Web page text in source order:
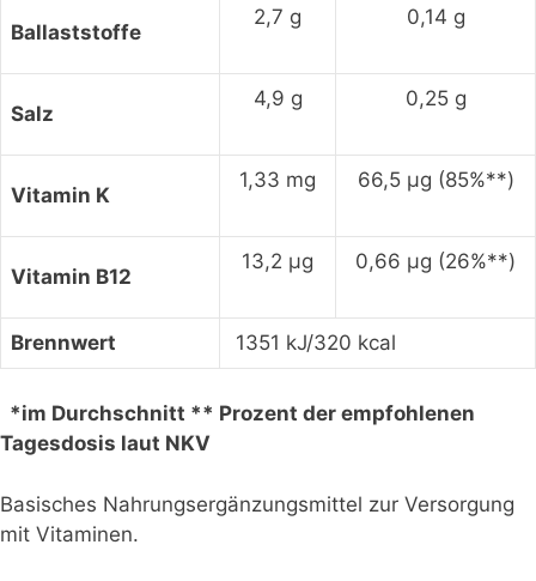
Ballaststoffe
2,7 g 0,14 g
Salz
4,9 g 0,25 g
Vitamin K
1,33 mg 66,5 µg (85%**)
Vitamin B12
13,2 µg 0,66 µg (26%**)
Brennwert 1351 kJ/320 kcal
*im Durchschnitt ** Prozent der empfohlenen
Tagesdosis laut NKV
Basisches Nahrungsergänzungsmittel zur Versorgung
mit Vitaminen.